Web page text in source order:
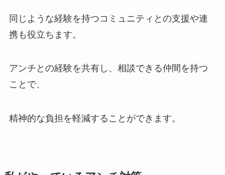
同じような経験を持つコミュニティとの支援や連
携も役立ちます。
アンチとの経験を共有し、相談できる仲間を持つ
ことで、
精神的な負担を軽減することができます。